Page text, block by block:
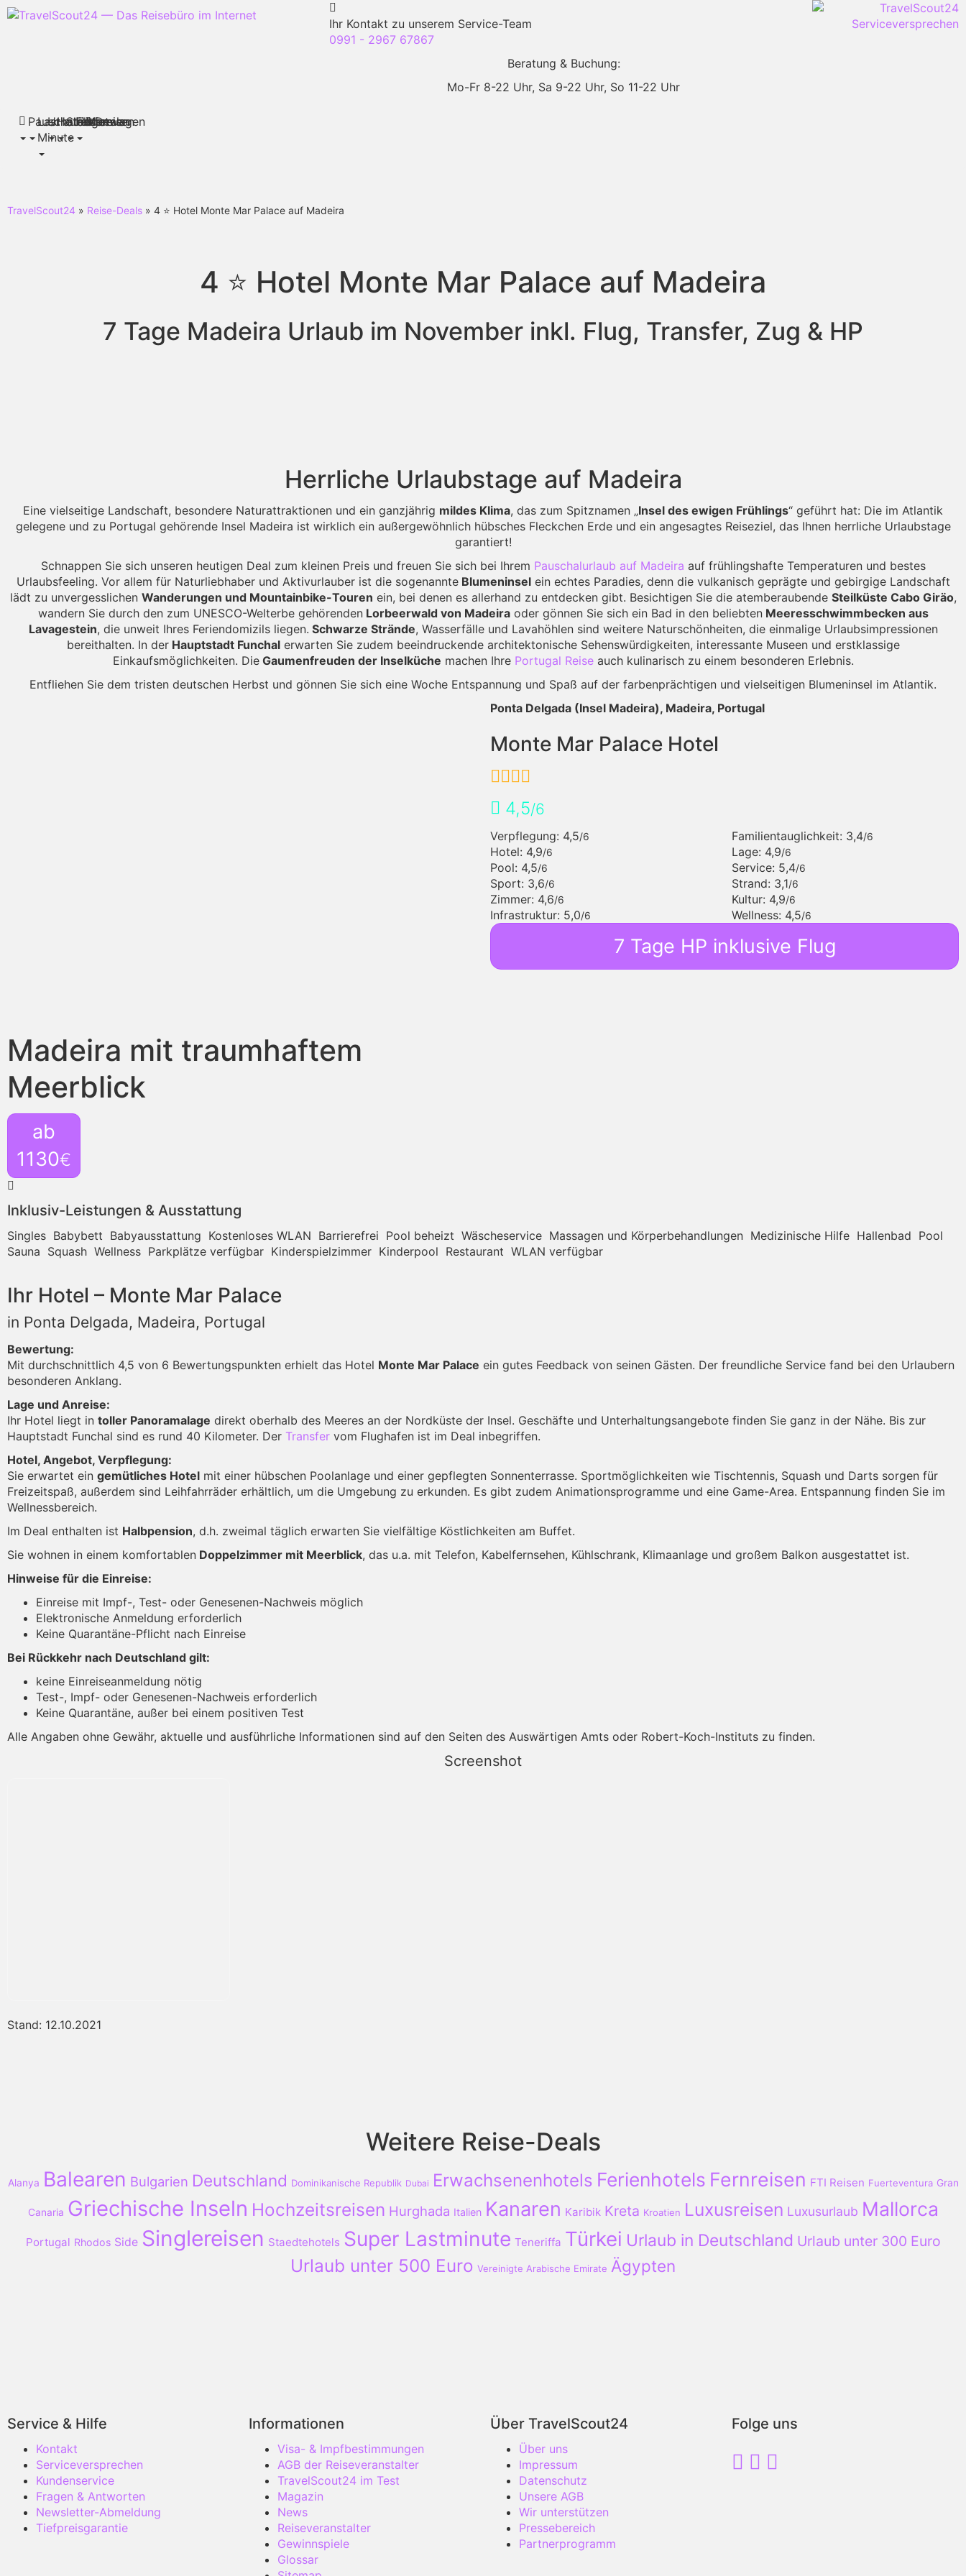
Ihr Kontakt zu unserem Service-Team
0991 - 2967 67867
Beratung & Buchung:
Mo-Fr 8-22 Uhr, Sa 9-22 Uhr, So 11-22 Uhr
Pauschalreisen
Last
Minute
Urlaubsthemen
Hotels
Städtereisen
Flüge
Mietwagen
Deals
TravelScout24 » Reise-Deals » 4 ⭐ Hotel Monte Mar Palace auf Madeira
4 ⭐ Hotel Monte Mar Palace auf Madeira
7 Tage Madeira Urlaub im November inkl. Flug, Transfer, Zug & HP
Herrliche Urlaubstage auf Madeira
Eine vielseitige Landschaft, besondere Naturattraktionen und ein ganzjährig mildes Klima, das zum Spitznamen „Insel des ewigen Frühlings“ geführt hat: Die im Atlantik
gelegene und zu Portugal gehörende Insel Madeira ist wirklich ein außergewöhnlich hübsches Fleckchen Erde und ein angesagtes Reiseziel, das Ihnen herrliche Urlaubstage
garantiert!
Schnappen Sie sich unseren heutigen Deal zum kleinen Preis und freuen Sie sich bei Ihrem Pauschalurlaub auf Madeira auf frühlingshafte Temperaturen und bestes
Urlaubsfeeling. Vor allem für Naturliebhaber und Aktivurlauber ist die sogenannteBlumeninselein echtes Paradies, denn die vulkanisch geprägte und gebirgige Landschaft
lädt zu unvergesslichen Wanderungen und Mountainbike-Touren ein, bei denen es allerhand zu entdecken gibt. Besichtigen Sie die atemberaubende Steilküste Cabo Giräo,
wandern Sie durch den zum UNESCO-Welterbe gehörendenLorbeerwald von Madeiraoder gönnen Sie sich ein Bad in den beliebtenMeeresschwimmbecken aus
Lavagestein, die unweit Ihres Feriendomizils liegen. Schwarze Strände, Wasserfälle und Lavahöhlen sind weitere Naturschönheiten, die einmalige Urlaubsimpressionen
bereithalten. In derHauptstadt Funchalerwarten Sie zudem beeindruckende architektonische Sehenswürdigkeiten, interessante Museen und erstklassige
Einkaufsmöglichkeiten. DieGaumenfreuden der Inselküche machen Ihre Portugal Reiseauch kulinarisch zu einem besonderen Erlebnis.
Entfliehen Sie dem tristen deutschen Herbst und gönnen Sie sich eine Woche Entspannung und Spaß auf der farbenprächtigen und vielseitigen Blumeninsel im Atlantik.
Madeira mit traumhaftem
Meerblick
ab
1130€
Ponta Delgada (Insel Madeira), Madeira, Portugal
Monte Mar Palace Hotel
4,5/6
Verpflegung: 4,5/6 Familientauglichkeit: 3,4/6
Hotel: 4,9/6 Lage: 4,9/6
Pool: 4,5/6 Service: 5,4/6
Sport: 3,6/6 Strand: 3,1/6
Zimmer: 4,6/6 Kultur: 4,9/6
Infrastruktur: 5,0/6 Wellness: 4,5/6
7 Tage HP inklusive Flug
Inklusiv-Leistungen & Ausstattung
Singles Babybett Babyausstattung Kostenloses WLAN Barrierefrei Pool beheizt Wäscheservice Massagen und Körperbehandlungen Medizinische Hilfe Hallenbad Pool
Sauna Squash Wellness Parkplätze verfügbar Kinderspielzimmer Kinderpool Restaurant WLAN verfügbar
Ihr Hotel – Monte Mar Palace
in Ponta Delgada, Madeira, Portugal
Bewertung:
Mit durchschnittlich 4,5 von 6 Bewertungspunkten erhielt das Hotel Monte Mar Palace ein gutes Feedback von seinen Gästen. Der freundliche Service fand bei den Urlaubern
besonderen Anklang.
Lage und Anreise:
Ihr Hotel liegt in toller Panoramalage direkt oberhalb des Meeres an der Nordküste der Insel. Geschäfte und Unterhaltungsangebote finden Sie ganz in der Nähe. Bis zur
Hauptstadt Funchal sind es rund 40 Kilometer. Der Transfer vom Flughafen ist im Deal inbegriffen.
Hotel, Angebot, Verpflegung:
Sie erwartet ein gemütliches Hotel mit einer hübschen Poolanlage und einer gepflegten Sonnenterrasse. Sportmöglichkeiten wie Tischtennis, Squash und Darts sorgen für
Freizeitspaß, außerdem sind Leihfahrräder erhältlich, um die Umgebung zu erkunden. Es gibt zudem Animationsprogramme und eine Game-Area. Entspannung finden Sie im
Wellnessbereich.
Im Deal enthalten ist Halbpension, d.h. zweimal täglich erwarten Sie vielfältige Köstlichkeiten am Buffet.
Sie wohnen in einem komfortablen Doppelzimmer mit Meerblick, das u.a. mit Telefon, Kabelfernsehen, Kühlschrank, Klimaanlage und großem Balkon ausgestattet ist.
Hinweise für die Einreise:
Einreise mit Impf-, Test- oder Genesenen-Nachweis möglich
Elektronische Anmeldung erforderlich
Keine Quarantäne-Pflicht nach Einreise
Bei Rückkehr nach Deutschland gilt:
keine Einreiseanmeldung nötig
Test-, Impf- oder Genesenen-Nachweis erforderlich
Keine Quarantäne, außer bei einem positiven Test
Alle Angaben ohne Gewähr, aktuelle und ausführliche Informationen sind auf den Seiten des Auswärtigen Amts oder Robert-Koch-Instituts zu finden.
Screenshot
Stand: 12.10.2021
Weitere Reise-Deals
Alanya Balearen Bulgarien Deutschland Dominikanische Republik Dubai Erwachsenenhotels Ferienhotels Fernreisen FTI Reisen Fuerteventura Gran
Canaria Griechische Inseln Hochzeitsreisen Hurghada Italien Kanaren Karibik Kreta Kroatien Luxusreisen Luxusurlaub Mallorca
Portugal Rhodos Side Singlereisen Staedtehotels Super Lastminute Teneriffa Türkei Urlaub in Deutschland Urlaub unter 300 Euro
Urlaub unter 500 Euro Vereinigte Arabische Emirate Ägypten
Service & Hilfe
Kontakt
Serviceversprechen
Kundenservice
Fragen & Antworten
Newsletter-Abmeldung
Tiefpreisgarantie
Informationen
Visa- & Impfbestimmungen
AGB der Reiseveranstalter
TravelScout24 im Test
Magazin
News
Reiseveranstalter
Gewinnspiele
Glossar
Über TravelScout24
Über uns
Impressum
Datenschutz
Unsere AGB
Wir unterstützen
Pressebereich
Partnerprogramm
Folge uns